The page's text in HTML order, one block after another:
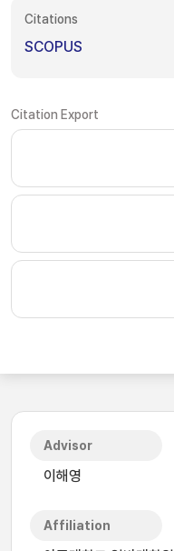
Citations
SCOPUS
Citation Export
Advisor
이해영
Affiliation